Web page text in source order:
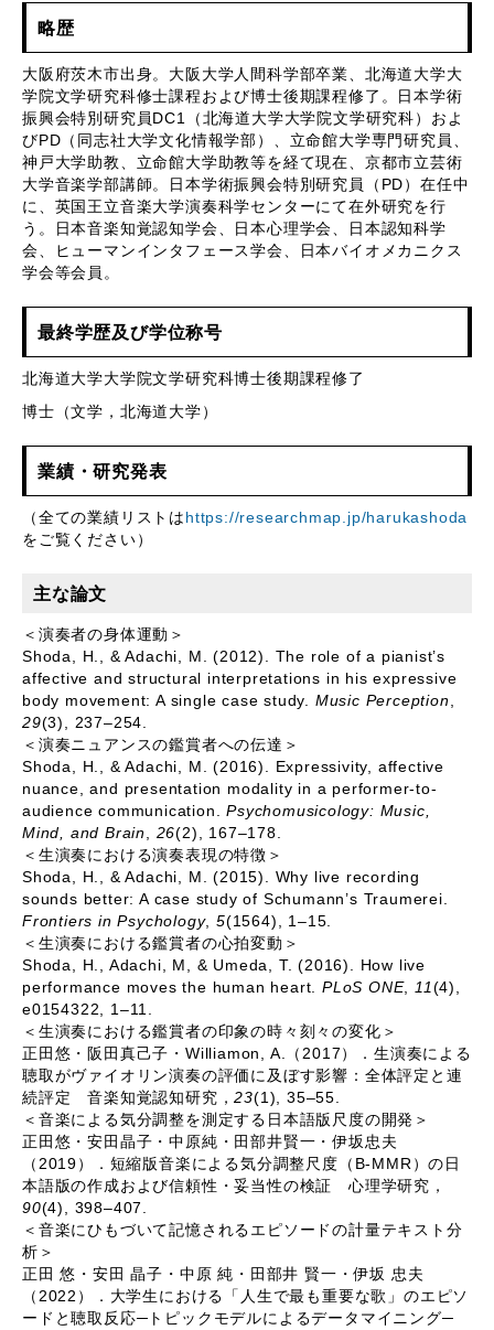
略歴
大阪府茨木市出身。大阪大学人間科学部卒業、北海道大学大
学院文学研究科修士課程および博士後期課程修了。日本学術
振興会特別研究員 DC1 （北海道大学大学院文学研究科）およ
び PD （同志社大学文化情報学部）、立命館大学専門研究員、
神戸大学助教、立命館大学助教等を経て現在、京都市立芸術
大学音楽学部講師。日本学術振興会特別研究員（ PD ）在任中
に、英国王立音楽大学演奏科学センターにて在外研究を行
う。日本音楽知覚認知学会、日本心理学会、日本認知科学
会、ヒューマンインタフェース学会、日本バイオメカニクス
学会等会員。
最終学歴及び学位称号
北海道大学大学院文学研究科博士後期課程修了
博士（文学，北海道大学）
業績・研究発表
（全ての業績リストは https://researchmap.jp/harukashoda
をご覧ください）
主な論文
＜演奏者の身体運動＞
Shoda, H., & Adachi, M. (2012). The role of a pianist’s
affective and structural interpretations in his expressive
body movement: A single case study. Music Perception,
29(3), 237–254.
＜演奏ニュアンスの鑑賞者への伝達＞
Shoda, H., & Adachi, M. (2016). Expressivity, affective
nuance, and presentation modality in a performer-to-
audience communication.Psychomusicology: Music,
Mind, and Brain, 26(2), 167–178.
＜生演奏における演奏表現の特徴＞
Shoda, H., & Adachi, M. (2015). Why live recording
sounds better: A case study of Schumann’s Traumerei.
Frontiers in Psychology,5(1564), 1–15.
＜生演奏における鑑賞者の心拍変動＞
Shoda, H., Adachi, M, & Umeda, T. (2016). How live
performance moves the human heart.PLoS ONE,11(4),
e0154322, 1–11.
＜生演奏における鑑賞者の印象の時々刻々の変化＞
正田悠・阪田真己子・Williamon, A. （2017 ）．生演奏による
聴取がヴァイオリン演奏の評価に及ぼす影響：全体評定と連
続評定 音楽知覚認知研究，23(1), 35–55.
＜音楽による気分調整を測定する日本語版尺度の開発＞
正田悠・安田晶子・中原純・田部井賢一・伊坂忠夫
（ 2019 ）．短縮版音楽による気分調整尺度（ B-MMR ）の日
本語版の作成および信頼性・妥当性の検証 心理学研究，
90(4), 398–407.
＜音楽にひもづいて記憶されるエピソードの計量テキスト分
析＞
正田 悠・安田 晶子・中原 純・田部井 賢一・伊坂 忠夫
（ 2022 ）．大学生における「人生で最も重要な歌」のエピソ
ードと聴取反応─ トピックモデルによるデータマイニング─